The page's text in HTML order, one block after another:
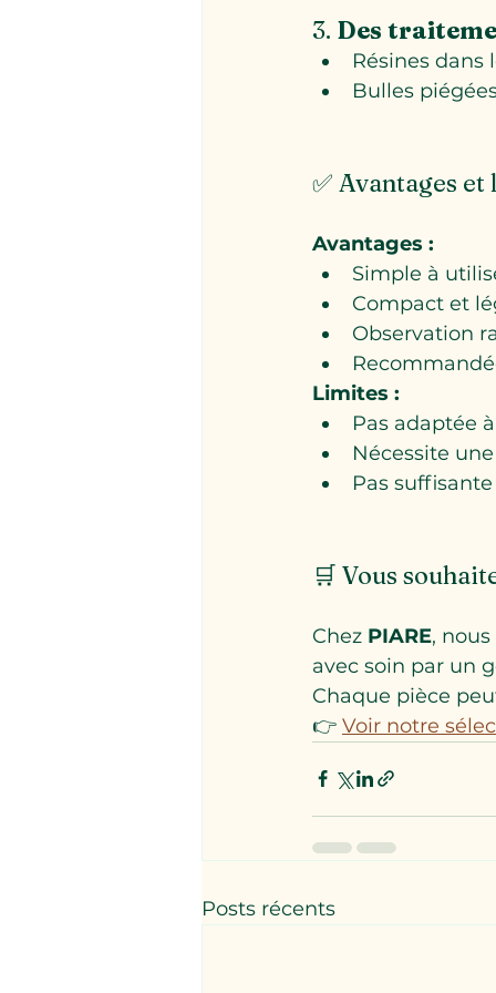
3. Des
Résines dans
Bulles
✅ Avantages
Avantages :
Simple à
Compact et
Observation
Limites :
Pas adaptée
Nécessite
Pas
🛒 Vous
Chez PIARE,
avec soin par un
Chaque pièce
👉 Voir notre
Posts récents